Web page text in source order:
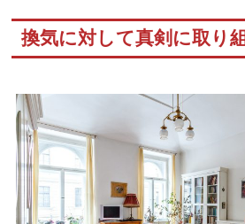
換気に対して真剣に取り